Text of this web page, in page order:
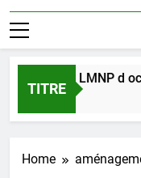
TITRE
l achat LMNP d
Home